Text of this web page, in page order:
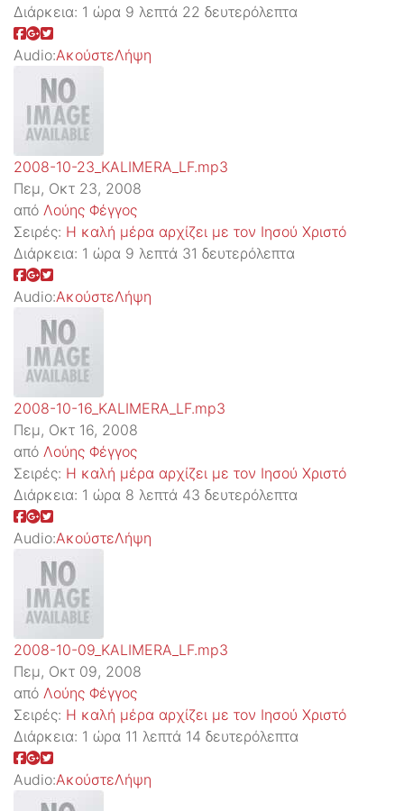
Διάρκεια: 1 ώρα 9 λεπτά 22 δευτερόλεπτα
Audio:ΑκούστεΛήψη
2008-10-23_KALIMERA_LF.mp3
Πεμ, Οκτ 23, 2008
από Λούης Φέγγος
Σειρές: Η καλή μέρα αρχίζει με τον Ιησού Χριστό
Διάρκεια: 1 ώρα 9 λεπτά 31 δευτερόλεπτα
Audio:ΑκούστεΛήψη
2008-10-16_KALIMERA_LF.mp3
Πεμ, Οκτ 16, 2008
από Λούης Φέγγος
Σειρές: Η καλή μέρα αρχίζει με τον Ιησού Χριστό
Διάρκεια: 1 ώρα 8 λεπτά 43 δευτερόλεπτα
Audio:ΑκούστεΛήψη
2008-10-09_KALIMERA_LF.mp3
Πεμ, Οκτ 09, 2008
από Λούης Φέγγος
Σειρές: Η καλή μέρα αρχίζει με τον Ιησού Χριστό
Διάρκεια: 1 ώρα 11 λεπτά 14 δευτερόλεπτα
Audio:ΑκούστεΛήψη